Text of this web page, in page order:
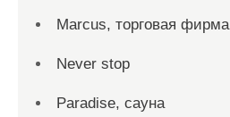
Marcus, торговая фирма
Never stop
Paradise, сауна